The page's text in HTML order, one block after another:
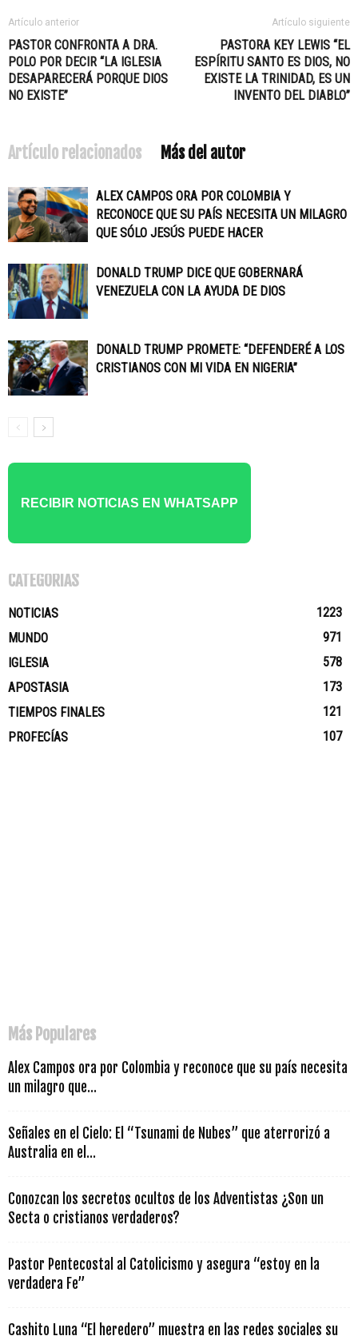
Artículo anterior
PASTOR CONFRONTA A DRA.
POLO POR DECIR “LA IGLESIA
DESAPARECERÁ PORQUE DIOS
NO EXISTE”
Artículo siguiente
PASTORA KEY LEWIS “EL
ESPÍRITU SANTO ES DIOS, NO
EXISTE LA TRINIDAD, ES UN
INVENTO DEL DIABLO”
Artículo relacionados Más del autor
ALEX CAMPOS ORA POR COLOMBIA Y
RECONOCE QUE SU PAÍS NECESITA UN MILAGRO
QUE SÓLO JESÚS PUEDE HACER
DONALD TRUMP DICE QUE GOBERNARÁ
VENEZUELA CON LA AYUDA DE DIOS
DONALD TRUMP PROMETE: “DEFENDERÉ A LOS
CRISTIANOS CON MI VIDA EN NIGERIA”
RECIBIR NOTICIAS EN WHATSAPP
CATEGORÍAS
NOTICIAS
1223
MUNDO
971
IGLESIA
578
APOSTASIA
173
TIEMPOS FINALES
121
PROFECÍAS
107
Más Populares
Alex Campos ora por Colombia y reconoce que su país necesita
un milagro que...
Señales en el Cielo: El “Tsunami de Nubes” que aterrorizó a
Australia en el...
Conozcan los secretos ocultos de los Adventistas ¿Son un
Secta o cristianos verdaderos?
Pastor Pentecostal al Catolicismo y asegura “estoy en la
verdadera Fe”
Cashito Luna “El heredero” muestra en las redes sociales su